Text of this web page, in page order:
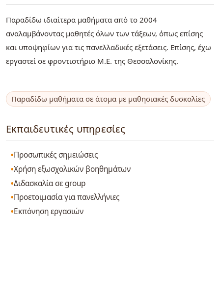
Παραδίδω ιδιαίτερα μαθήματα από το 2004
αναλαμβάνοντας μαθητές όλων των τάξεων, όπως επίσης
και υποψηφίων για τις πανελλαδικές εξετάσεις. Επίσης, έχω
εργαστεί σε φροντιστήριο Μ.Ε. της Θεσσαλονίκης.
Παραδίδω μαθήματα σε άτομα με μαθησιακές δυσκολίες
Εκπαιδευτικές υπηρεσίες
Προσωπικές σημειώσεις
Χρήση εξωσχολικών βοηθημάτων
Διδασκαλία σε group
Προετοιμασία για πανελλήνιες
Εκπόνηση εργασιών